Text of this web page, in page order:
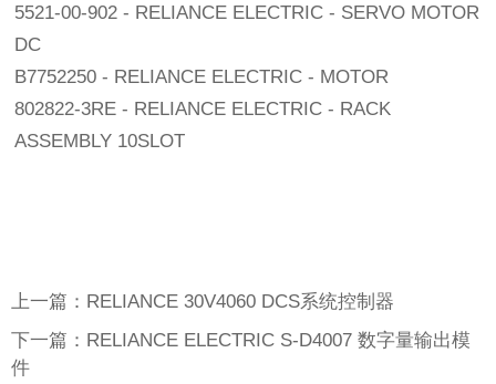
5521-00-902 - RELIANCE ELECTRIC - SERVO MOTOR
DC
B7752250 - RELIANCE ELECTRIC - MOTOR
802822-3RE - RELIANCE ELECTRIC - RACK
ASSEMBLY 10SLOT
上一篇：RELIANCE 30V4060 DCS系统控制器
下一篇：RELIANCE ELECTRIC S-D4007 数字量输出模
件